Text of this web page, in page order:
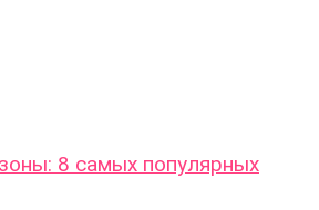
8 самых популярных